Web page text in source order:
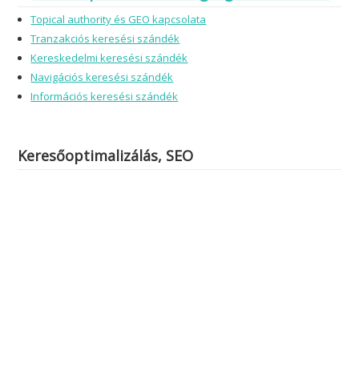
Topical authority és GEO kapcsolata
Tranzakciós keresési szándék
Kereskedelmi keresési szándék
Navigációs keresési szándék
Információs keresési szándék
Keresőoptimalizálás, SEO